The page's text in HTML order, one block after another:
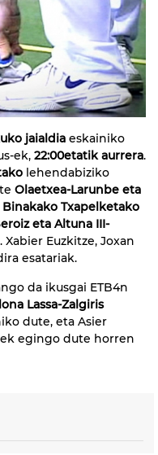
jaialdia eskainiko
ek, 22:00etatik aurrera.
lehendabiziko
Olaetxea-Larunbe eta
Binakako Txapelketako
eta Altuna III-
Euzkitze, Joxan
esatariak.
da ikusgai ETB4n
Lassa-Zalgiris
dute, eta Asier
egingo dute horren